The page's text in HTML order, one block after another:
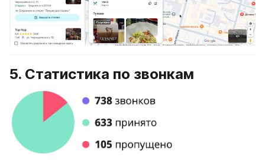
5. Статистика по звонкам